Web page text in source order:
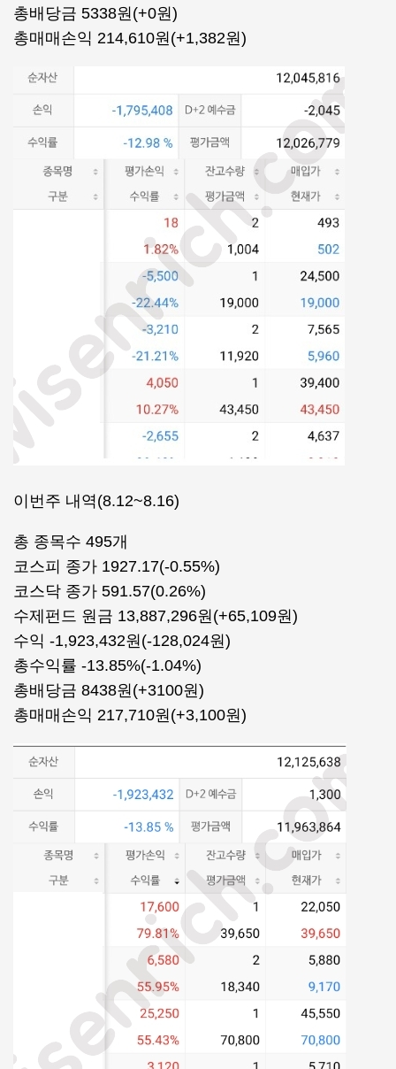
총배당금 5338원(+0원)
총매매손익 214,610원(+1,382원)
이번주 내역(8.12~8.16)
총 종목수 495개
코스피 종가 1927.17(-0.55%)
코스닥 종가 591.57(0.26%)
수제펀드 원금 13,887,296원(+65,109원)
수익 -1,923,432원(-128,024원)
총수익률 -13.85%(-1.04%)
총배당금 8438원(+3100원)
총매매손익 217,710원(+3,100원)